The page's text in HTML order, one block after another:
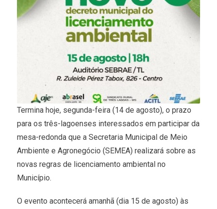
Termina hoje, segunda-feira (14 de agosto), o prazo
para os três-lagoenses interessados em participar da
mesa-redonda que a Secretaria Municipal de Meio
Ambiente e Agronegócio (SEMEA) realizará sobre as
novas regras de licenciamento ambiental no
Município.
O evento acontecerá amanhã (dia 15 de agosto) às